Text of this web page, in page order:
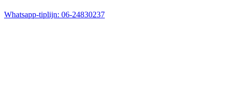
Whatsapp-tiplijn: 06-24830237